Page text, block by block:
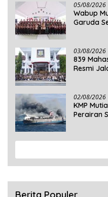
05/08/2026
Wabup
Garuda
03/08/2026
839
Resmi
02/08/2026
KMP
Perairan